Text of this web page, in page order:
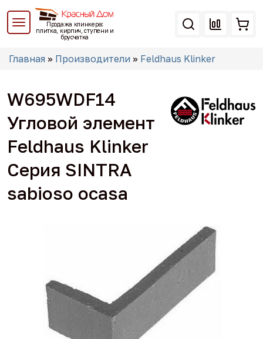
Перейти
основному
Продажа клинкера:
плитка, кирпич, ступени и
брусчатка
Вы
Главная » Производители » Feldhaus Klinker
W695WDF14
Угловой элемент
Feldhaus Klinker
Серия SINTRA
sabioso ocasa